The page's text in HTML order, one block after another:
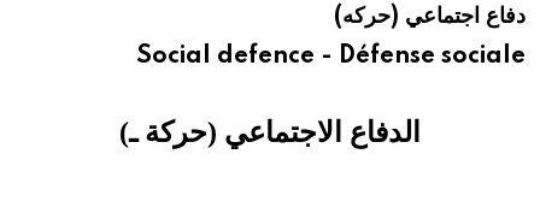
هيئة الموسوعة العربية تطلق موسوعات جديدة في عام 2026
دفاع اجتماعي (حركه)
Social defence - Défense sociale
الدفاع الاجتماعي (حركة ـ)